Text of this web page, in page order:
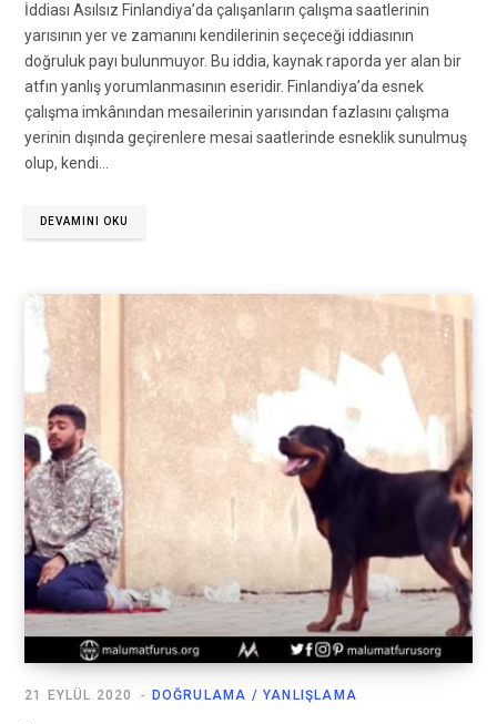
İddiası Asılsız Finlandiya’da çalışanların çalışma saatlerinin
yarısının yer ve zamanını kendilerinin seçeceği iddiasının
doğruluk payı bulunmuyor. Bu iddia, kaynak raporda yer alan bir
atfın yanlış yorumlanmasının eseridir. Finlandiya’da esnek
çalışma imkânından mesailerinin yarısından fazlasını çalışma
yerinin dışında geçirenlere mesai saatlerinde esneklik sunulmuş
olup, kendi…
DEVAMINI OKU
DOĞRULAMA / YANLIŞLAMA
21 EYLÜL 2020